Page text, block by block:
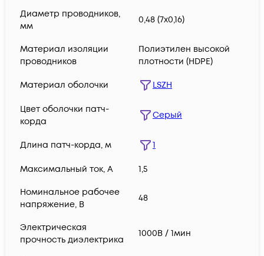
Диаметр проводников,
мм
0,48 (7х0,16)
Материал изоляции
проводников
Полиэтилен высокой
плотности (HDPE)
Материал оболочки LSZH
Цвет оболочки патч-
корда
Серый
Длина патч-корда, м 1
Максимальный ток, А 1,5
Номинальное рабочее
напряжение, В
48
Электрическая
прочность диэлектрика
1000В / 1мин